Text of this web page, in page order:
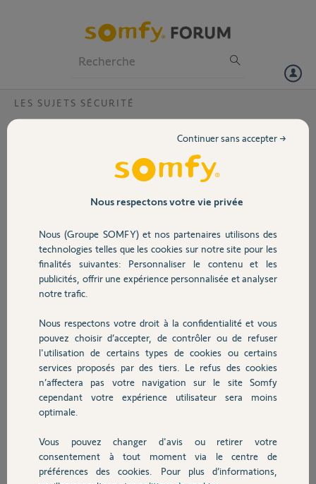
Volet
Sécurité
Domotique
Chauffage
Autres produits
Devis avec un pro
LES SUJETS SÉCURITÉ
TR téléphone arraché effacement de
Après le changement des piles du TR, mon appli note qu'il y a
Je n'arrive pas à effacer cet arrachage qui est stipulé tous les jours
stéphane W.
il y a presque 8 ans
Réponses
Bonsoir Stéphane
en a un derrière le transmetteur qui doit être bien plaqué au mur et un à
l'intérieur dont, vous devez entendre un petit "clic" quand vous remettez
le capot. Pour info, vous pouvez tordre légèrement ces contacts si vous
n'entendez pas les "clics".
Nous respectons votre vie privée
Nous (Groupe SOMFY) et nos partenaires utilisons des
technologies telles que les cookies sur notre site pour les
finalités suivantes: Personnaliser le contenu et les
publicités, offrir une expérience personnalisée et analyser
notre trafic.
Nous respectons votre droit à la confidentialité et vous
pouvez choisir d’accepter, de contrôler ou de refuser
l'utilisation de certains types de cookies ou certains
services proposés par des tiers. Le refus des cookies
n’affectera pas votre navigation sur le site Somfy
cependant votre expérience utilisateur sera moins
optimale.
Vous pouvez changer d'avis ou retirer votre
consentement à tout moment via le centre de
préférences des cookies. Pour plus d’informations,
Continuer sans accepter →